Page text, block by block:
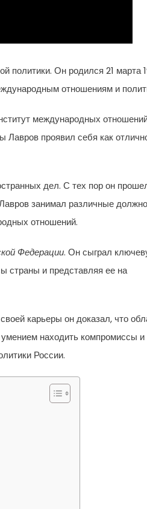
политики. Он родился 21 марта
отношениям и
международных
проявил себя как
дел. С тех пор он
занимал различные
отношений.
Федерации. Он сыграл
страны и представляя ее на
карьеры он доказал, что
находить компромиссы и
России.